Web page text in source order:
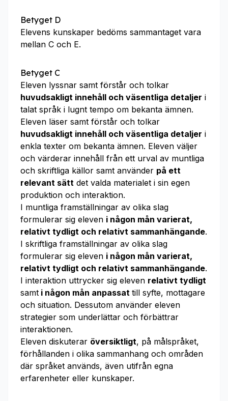
Betyget D
Elevens kunskaper bedöms sammantaget vara
mellan C och E.
Betyget C
Eleven lyssnar samt förstår och tolkar
huvudsakligt innehåll och väsentliga detaljer i
talat språk i lugnt tempo om bekanta ämnen.
Eleven läser samt förstår och tolkar
huvudsakligt innehåll och väsentliga detaljer i
enkla texter om bekanta ämnen. Eleven väljer
och värderar innehåll från ett urval av muntliga
och skriftliga källor samt använder på ett
relevant sätt det valda materialet i sin egen
produktion och interaktion.
I muntliga framställningar av olika slag
formulerar sig eleven i någon mån varierat,
relativt tydligt och relativt sammanhängande.
I skriftliga framställningar av olika slag
formulerar sig eleven i någon mån varierat,
relativt tydligt och relativt sammanhängande.
I interaktion uttrycker sig eleven relativt tydligt
samt i någon mån anpassat till syfte, mottagare
och situation. Dessutom använder eleven
strategier som underlättar och förbättrar
interaktionen.
Eleven diskuterar översiktligt, på målspråket,
förhållanden i olika sammanhang och områden
där språket används, även utifrån egna
erfarenheter eller kunskaper.